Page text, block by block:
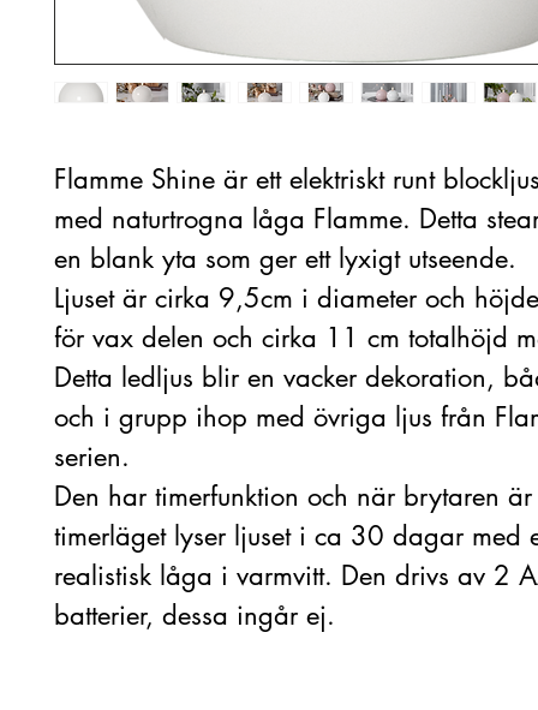
Flamme Shine är ett elektriskt runt
med naturtrogna låga Flamme. Detta
en blank yta som ger ett lyxigt utseende.
Ljuset är cirka 9,5cm i diameter och
för vax delen och cirka 11 cm totalhöjd
Detta ledljus blir en vacker dekoration,
och i grupp ihop med övriga ljus från
serien.
Den har timerfunktion och när brytaren
timerläget lyser ljuset i ca 30 dagar med
realistisk låga i varmvitt. Den drivs av 2
batterier, dessa ingår ej.